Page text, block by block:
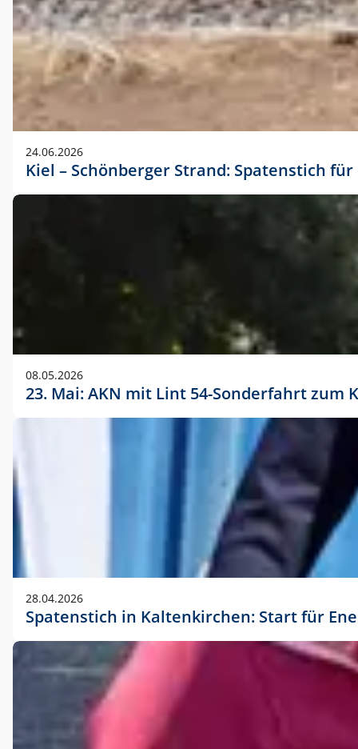
24.06.2026
Kiel – Schönberger Strand: Spatenstich
08.05.2026
23. Mai: AKN mit Lint 54-Sonderfahrt
28.04.2026
Spatenstich in Kaltenkirchen: Start für